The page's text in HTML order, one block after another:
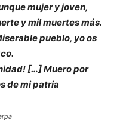
mujer y joven,
y mil muertes más.
pueblo, yo os
[…] Muero por
de mi patria